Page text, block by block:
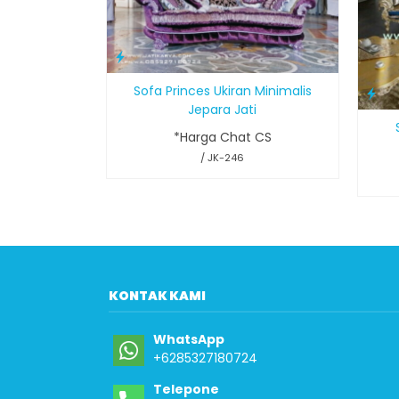
Sofa Princes Ukiran Minimalis
Jepara Jati
*Harga Chat CS
/ JK-246
KONTAK KAMI
WhatsApp
+6285327180724
Telepone